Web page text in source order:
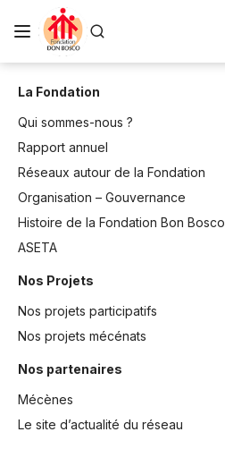
La Fondation
Qui sommes-nous ?
Rapport annuel
Réseaux autour de la Fondation
Organisation – Gouvernance
Histoire de la Fondation Bon Bosco
ASETA
Nos Projets
Nos projets participatifs
Nos projets mécénats
Nos partenaires
Mécènes
Le site d’actualité du réseau